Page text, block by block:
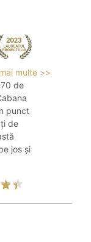
multe >>
de
punct
de
jos și